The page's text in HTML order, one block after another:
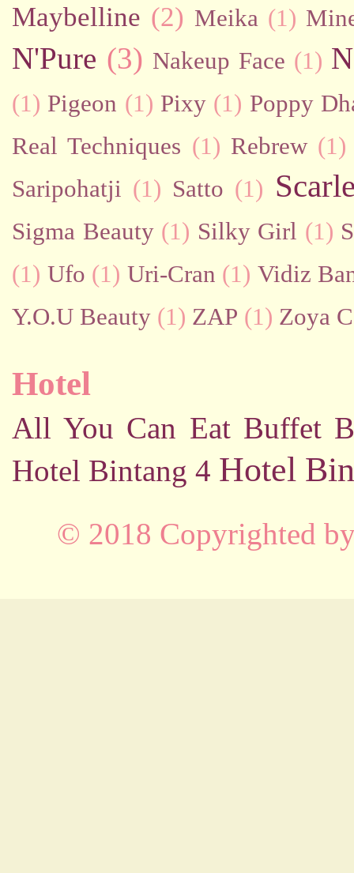
Maybelline (2) Meika (1)
N'Pure (3) Nakeup Face (1)
(1) Pigeon (1) Pixy (1) Poppy
Real Techniques (1) Rebrew (1)
Saripohatji (1) Satto (1)
Sigma Beauty (1) Silky Girl (1)
(1) Ufo (1) Uri-Cran (1) Vidiz
Y.O.U Beauty (1) ZAP (1) Zoya
Hotel
All You Can Eat Buffet
Hotel Bintang 4 Hotel
© 2018 Copyrighted